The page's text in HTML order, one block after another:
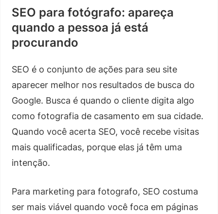
SEO para fotógrafo: apareça
quando a pessoa já está
procurando
SEO é o conjunto de ações para seu site
aparecer melhor nos resultados de busca do
Google. Busca é quando o cliente digita algo
como fotografia de casamento em sua cidade.
Quando você acerta SEO, você recebe visitas
mais qualificadas, porque elas já têm uma
intenção.
Para marketing para fotografo, SEO costuma
ser mais viável quando você foca em páginas